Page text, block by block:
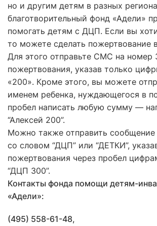
но и другим детям в разных
благотворительный фонд «Адели»
помогать детям с ДЦП. Если вы
то можете сделать пожертвование
Для этого отправьте СМС на номер
пожертвования, указав только
«200». Кроме этого, вы можете
именем ребенка, нуждающегося в
пробел написать любую сумму —
“Алексей 200”.
Можно также отправить
со словом “ДЦП” или “ДЕТКИ”,
пожертвования через пробел
“ДЦП 300”.
Контакты фонда помощи детям-
«Адели»:
(495) 558-61-48,